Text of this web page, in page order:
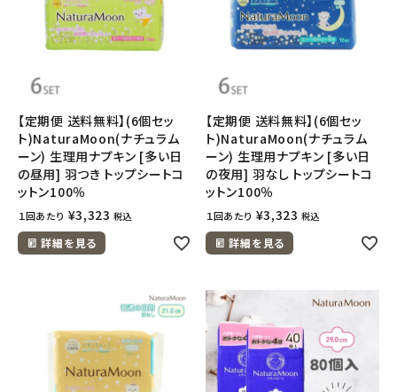
【定期便 送料無料】(6個セッ
ト)NaturaMoon(ナチュラム
ーン) 生理用ナプキン [多い日
の昼用] 羽つき トップシートコ
ットン100％
１回あたり ¥3,323 税込
詳細を見る
【定期便 送料無料】(6個セッ
ト)NaturaMoon(ナチュラム
ーン) 生理用ナプキン [多い日
の夜用] 羽なし トップシートコ
ットン100％
１回あたり ¥3,323 税込
詳細を見る